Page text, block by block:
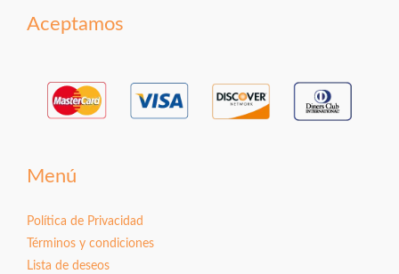
Aceptamos
Menú
Política de Privacidad
Términos y condiciones
Lista de deseos